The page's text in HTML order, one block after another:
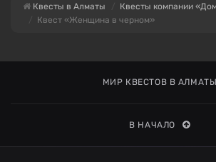
Квесты в Алматы
Квесты компании
Квест «Женщина в черном»
МИР КВЕСТОВ В АЛМАТЫ
В НАЧАЛО